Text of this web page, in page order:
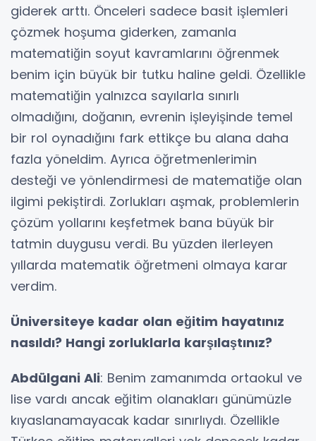
giderek arttı. Önceleri sadece basit işlemleri
çözmek hoşuma giderken, zamanla
matematiğin soyut kavramlarını öğrenmek
benim için büyük bir tutku haline geldi. Özellikle
matematiğin yalnızca sayılarla sınırlı
olmadığını, doğanın, evrenin işleyişinde temel
bir rol oynadığını fark ettikçe bu alana daha
fazla yöneldim. Ayrıca öğretmenlerimin
desteği ve yönlendirmesi de matematiğe olan
ilgimi pekiştirdi. Zorlukları aşmak, problemlerin
çözüm yollarını keşfetmek bana büyük bir
tatmin duygusu verdi. Bu yüzden ilerleyen
yıllarda matematik öğretmeni olmaya karar
verdim.
Üniversiteye kadar olan eğitim hayatınız
nasıldı? Hangi zorluklarla karşılaştınız?
Abdülgani Ali: Benim zamanımda ortaokul ve
lise vardı ancak eğitim olanakları günümüzle
kıyaslanamayacak kadar sınırlıydı. Özellikle